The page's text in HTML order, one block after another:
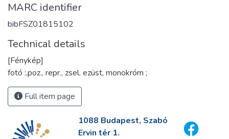
MARC identifier
bibFSZ01815102
Technical details
[Fénykép]
fotó :,poz., repr., zsel. ezüst, monokróm ;
Full item page
1088 Budapest, Szabó
Ervin tér 1.